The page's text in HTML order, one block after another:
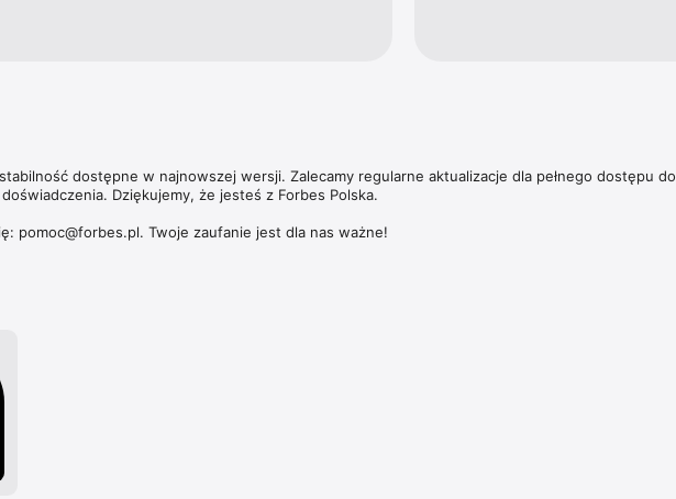
dostępne w najnowszej wersji. Zalecamy regularne aktualizacje dla pełnego dostępu do
Dziękujemy, że jesteś z Forbes Polska.
pomoc@forbes.pl. Twoje zaufanie jest dla nas ważne!